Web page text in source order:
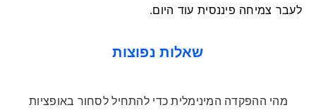
לעבר צמיחה פיננסית עוד היום.
שאלות נפוצות
מהי ההפקדה המינימלית כדי להתחיל לסחור באופציות